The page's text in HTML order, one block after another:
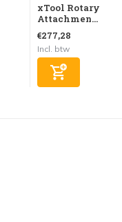
xTool Rotary
Attachmen...
€277,28
Incl. btw